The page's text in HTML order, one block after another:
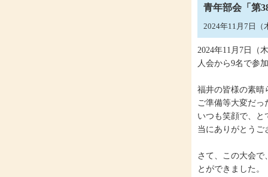
青年部会「第
2024年11月7日（
2024年11月7日（
人会から9名で参
福井の皆様の素晴
ご準備等大変だっ
いつも笑顔で、と
当にありがとうご
さて、この大会で
とができました。